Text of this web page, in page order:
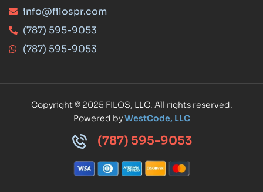
info@filospr.com
(787) 595-9053
(787) 595-9053
Copyright © 2025 FILOS, LLC. All rights reserved.
Powered byWestCode, LLC
(787) 595-9053